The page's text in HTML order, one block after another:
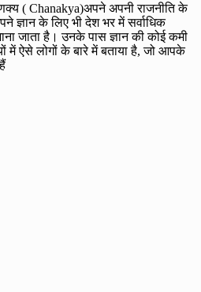
( Chanakya)अपने अपनी राजनीति के
ज्ञान के लिए भी देश भर में सर्वाध‍िक
जाता है। उनके पास ज्ञान की कोई कमी
में ऐसे लोगों के बारे में बताया है, जो आपके